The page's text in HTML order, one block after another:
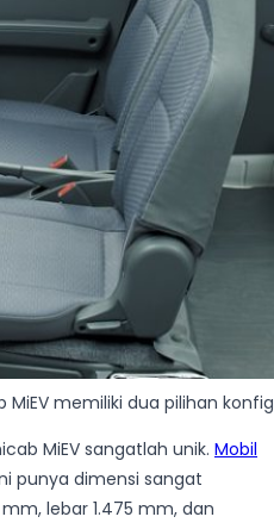
MiEV memiliki dua pilihan
MiEV sangatlah unik. Mobil
punya dimensi sangat
lebar 1.475 mm, dan